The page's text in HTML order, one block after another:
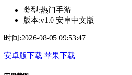
类型:热门手游
版本:v1.0 安卓中文版
时间:2026-08-05 09:53:47
安卓版下载 苹果下载